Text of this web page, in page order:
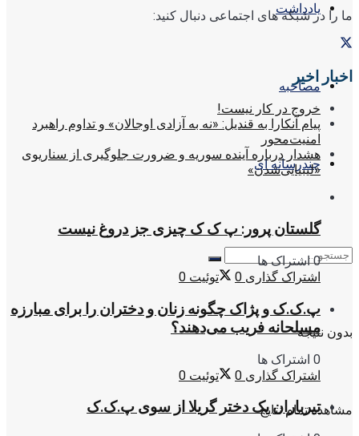
یادداشت
مصاحبه
چندرسانه ای
بدون نتیجه
مشاهده تمام نتایج
ما را در شبکه های اجتماعی دنبال کنید:
اخبار اخیر
خروج در کار نیست!
پیام آنکارا به قندیل: «نه به آزادی اوجالان» و تداوم راهبرد
امنیت‌محور
هشدار درباره آینده سوریه و ضرورت جلوگیری از سناریوی
«لیبیایی‌شدن»
گلستان پرور: پ ک ک چیزی جز دروغ نیست
0 اشتراک ها
اشتراک گذاری 0 توئیت 0
پ.ک.ک و پژاک چگونه زنان و دختران را برای مبارزه
مسلحانه فریب می‌دهند؟
0 اشتراک ها
اشتراک گذاری 0 توئیت 0
تیرباران یک دختر گریلا از سوی پ.ک.ک